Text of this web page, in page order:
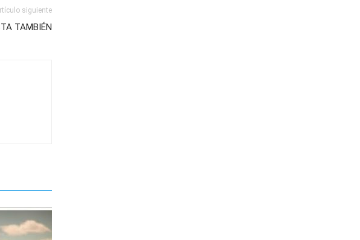
siguiente
TAMBIÉN